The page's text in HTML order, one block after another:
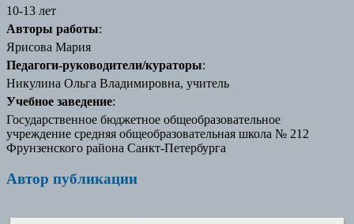
10-13 лет
Авторы работы:
Ярисова Мария
Педагоги-руководители/кураторы:
Никулина Ольга Владимировна, учитель
Учебное заведение:
Государственное бюджетное общеобразовательное
учреждение средняя общеобразовательная школа № 212
Фрунзенского района Санкт-Петербурга
Автор публикации